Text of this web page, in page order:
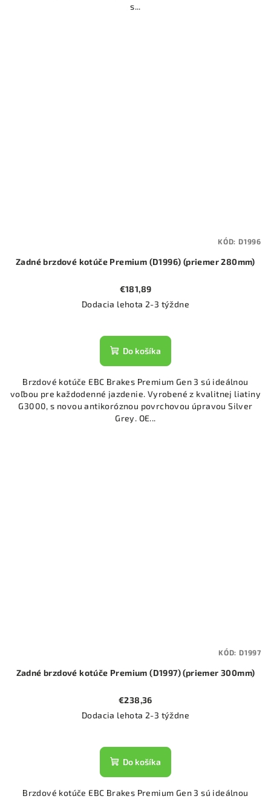
s...
Zadné brzdové kotúče Premium (D1996) (priemer 280mm)
€181,89
Dodacia lehota 2-3 týždne
Do košíka
Brzdové kotúče EBC Brakes Premium Gen 3 sú ideálnou
voľbou pre každodenné jazdenie. Vyrobené z kvalitnej liatiny
G3000, s novou antikoróznou povrchovou úpravou Silver
Grey. OE...
KÓD: D1996
Zadné brzdové kotúče Premium (D1997) (priemer 300mm)
€238,36
Dodacia lehota 2-3 týždne
Do košíka
Brzdové kotúče EBC Brakes Premium Gen 3 sú ideálnou
KÓD: D1997